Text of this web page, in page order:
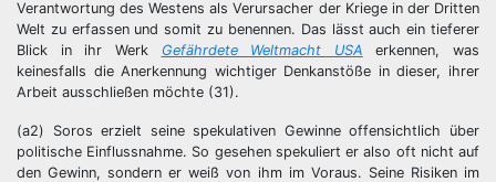
Verantwortung des Westens als Verursacher der Kriege in der Dritten
Welt zu erfassen und somit zu benennen. Das lässt auch ein tieferer
Blick in ihr Werk Gefährdete Weltmacht USA erkennen, was
keinesfalls die Anerkennung wichtiger Denkanstöße in dieser, ihrer
Arbeit ausschließen möchte (31).
(a2) Soros erzielt seine spekulativen Gewinne offensichtlich über
politische Einflussnahme. So gesehen spekuliert er also oft nicht auf
den Gewinn, sondern er weiß von ihm im Voraus. Seine Risiken im